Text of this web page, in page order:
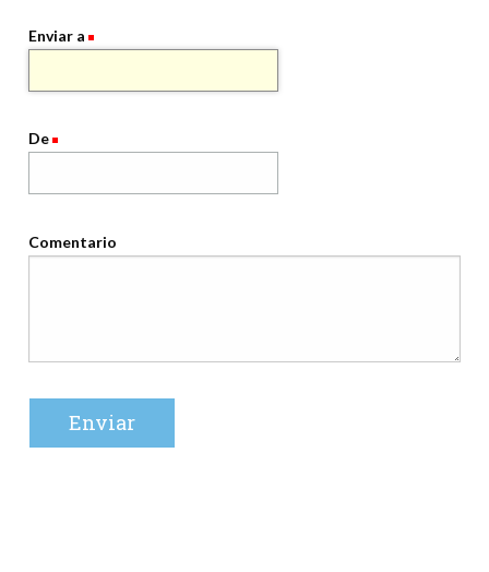
Enviar a
De
Comentario